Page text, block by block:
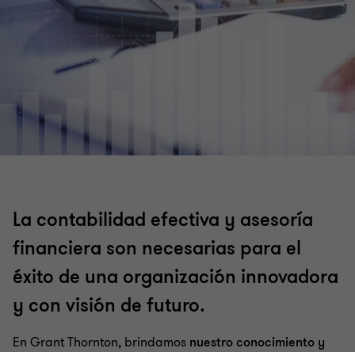
La contabilidad efectiva y asesoría
financiera son necesarias para el
éxito de una organización innovadora
y con visión de futuro.
En Grant Thornton, brindamos nuestro conocimiento y